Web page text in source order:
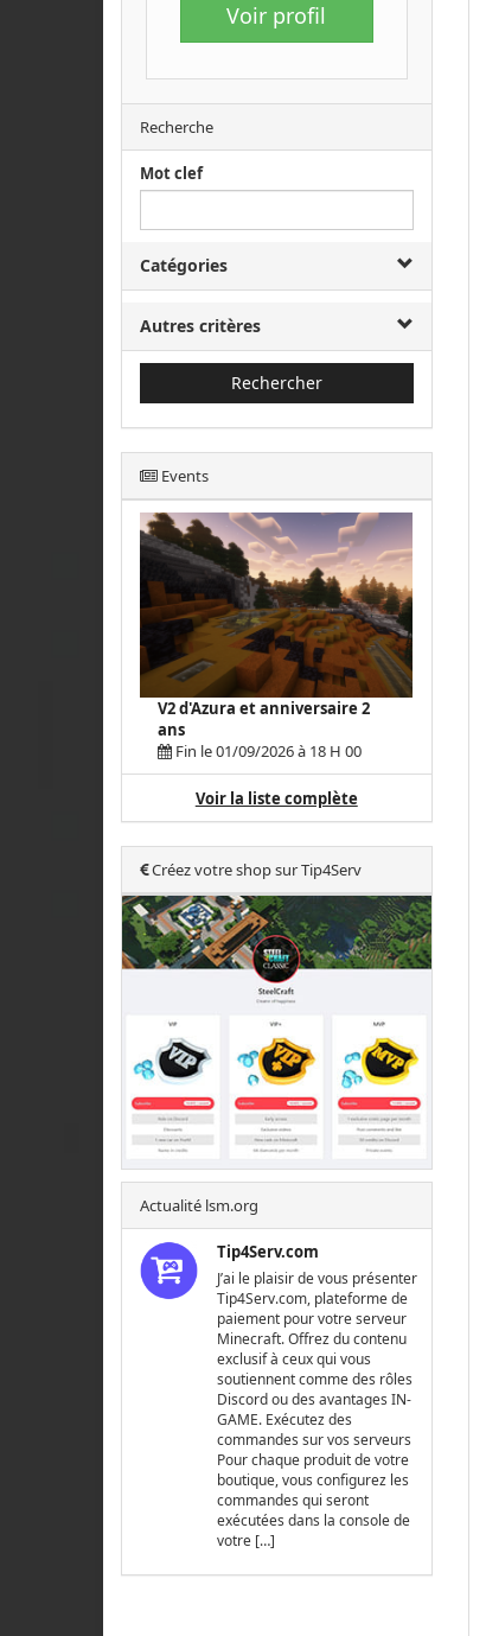
Voir profil
Recherche
Mot clef
Catégories
Autres critères
Rechercher
Events
V2 d'Azura et anniversaire 2
ans
Fin le 01/09/2026 à 18 H 00
Voir la liste complète
Créez votre shop sur Tip4Serv
Actualité lsm.org
Tip4Serv.com
J’ai le plaisir de vous présenter
Tip4Serv.com, plateforme de
paiement pour votre serveur
Minecraft. Offrez du contenu
exclusif à ceux qui vous
soutiennent comme des rôles
Discord ou des avantages IN-
GAME. Exécutez des
commandes sur vos serveurs
Pour chaque produit de votre
boutique, vous configurez les
commandes qui seront
exécutées dans la console de
votre […]